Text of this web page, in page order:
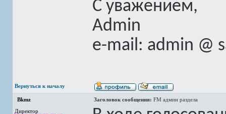
С уважением,
Admin
e-mail: admin @
Вернуться к началу
Bkmz Заголовок сообщения: FM админ раздела
Директор